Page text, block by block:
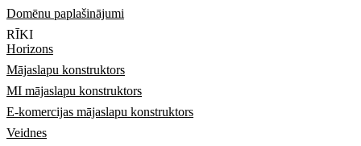
Domēnu paplašinājumi
RĪKI
Horizons
Mājaslapu konstruktors
MI mājaslapu konstruktors
E-komercijas mājaslapu konstruktors
Veidnes